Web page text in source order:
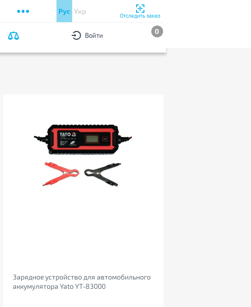
Рус Укр
Отследить заказ
Войти 0
ФИЛЬТРЫ По популярности
Зарядное устройство для автомобильного
аккумулятора Yato YT-83000